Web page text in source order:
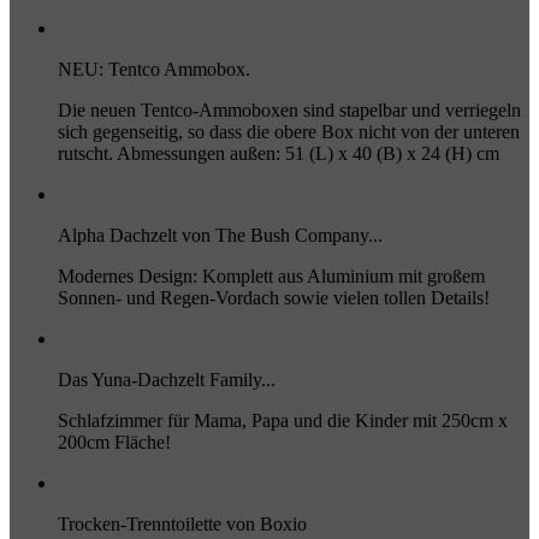
NEU: Tentco Ammobox.
Die neuen Tentco-Ammoboxen sind stapelbar und verriegeln
sich gegenseitig, so dass die obere Box nicht von der unteren
rutscht. Abmessungen außen: 51 (L) x 40 (B) x 24 (H) cm
Alpha Dachzelt von The Bush Company...
Modernes Design: Komplett aus Aluminium mit großem
Sonnen- und Regen-Vordach sowie vielen tollen Details!
Das Yuna-Dachzelt Family...
Schlafzimmer für Mama, Papa und die Kinder mit 250cm x
200cm Fläche!
Trocken-Trenntoilette von Boxio